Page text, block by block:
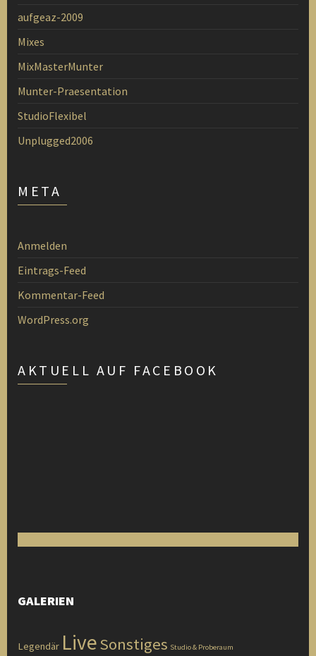
aufgeaz-2009
Mixes
MixMasterMunter
Munter-Praesentation
StudioFlexibel
Unplugged2006
META
Anmelden
Eintrags-Feed
Kommentar-Feed
WordPress.org
AKTUELL AUF FACEBOOK
GALERIEN
Legendär LiveSonstiges Studio & Proberaum